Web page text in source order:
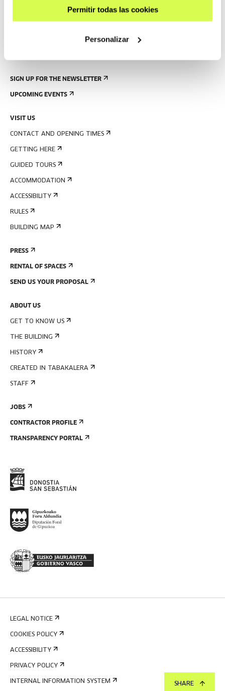
Permitir todas las cookies
Personalizar
SHARE
SIGN UP FOR THE NEWSLETTER
UPCOMING EVENTS
VISIT US
CONTACT AND OPENING TIMES
GETTING HERE
GUIDED TOURS
ACCOMMODATION
ACCESSIBILITY
RULES
BUILDING MAP
PRESS
RENTAL OF SPACES
SEND US YOUR PROPOSAL
ABOUT US
GET TO KNOW US
THE BUILDING
HISTORY
CREATED IN TABAKALERA
STAFF
JOBS
CONTRACTOR PROFILE
TRANSPARENCY PORTAL
LEGAL NOTICE
COOKIES POLICY
ACCESSIBILITY
PRIVACY POLICY
INTERNAL INFORMATION SYSTEM